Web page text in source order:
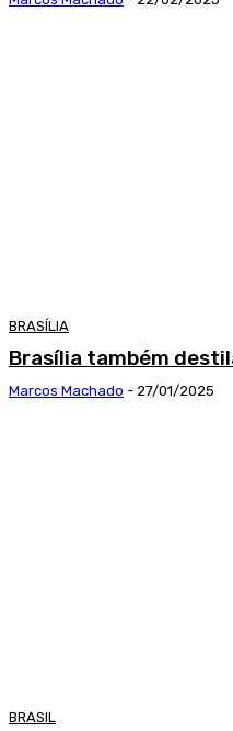
BRASÍLIA
Brasília também
Marcos Machado - 27/01/2025
BRASIL